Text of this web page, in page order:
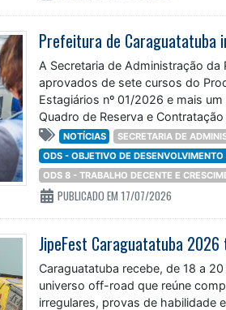
A Secretaria de Administração
aprovados de sete cursos do
Estagiários nº 01/2026 e mais
Quadro de Reserva e
NOTÍCIAS
SECRETARIA DE
ODS - OBJETIVO DE DESENVOLVIMENTO
ODS 8 - TRABALHO DECENTE E
PUBLICADO EM 17/07/2026
Caraguatatuba recebe, de 18 a
universo off-road que reúne
irregulares, provas de habilidade